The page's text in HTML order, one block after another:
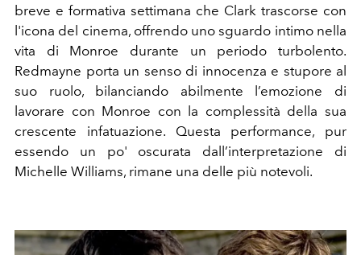
breve e formativa settimana che Clark trascorse con
l'icona del cinema, offrendo uno sguardo intimo nella
vita di Monroe durante un periodo turbolento.
Redmayne porta un senso di innocenza e stupore al
suo ruolo, bilanciando abilmente l’emozione di
lavorare con Monroe con la complessità della sua
crescente infatuazione. Questa performance, pur
essendo un po' oscurata dall’interpretazione di
Michelle Williams, rimane una delle più notevoli.